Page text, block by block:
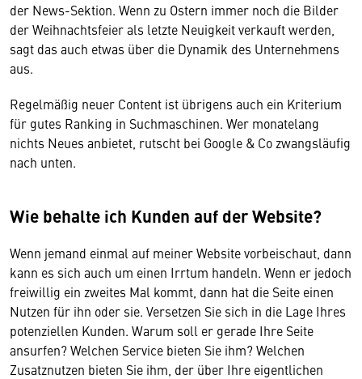
der News-Sektion. Wenn zu Ostern immer noch die Bilder
der Weihnachtsfeier als letzte Neuigkeit verkauft werden,
sagt das auch etwas über die Dynamik des Unternehmens
aus.
Regelmäßig neuer Content ist übrigens auch ein Kriterium
für gutes Ranking in Suchmaschinen. Wer monatelang
nichts Neues anbietet, rutscht bei Google & Co zwangsläufig
nach unten.
Wie behalte ich Kunden auf der Website?
Wenn jemand einmal auf meiner Website vorbeischaut, dann
kann es sich auch um einen Irrtum handeln. Wenn er jedoch
freiwillig ein zweites Mal kommt, dann hat die Seite einen
Nutzen für ihn oder sie. Versetzen Sie sich in die Lage Ihres
potenziellen Kunden. Warum soll er gerade Ihre Seite
ansurfen? Welchen Service bieten Sie ihm? Welchen
Zusatznutzen bieten Sie ihm, der über Ihre eigentlichen